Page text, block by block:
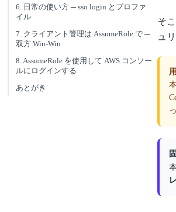
6. 日常の使い方 ─ sso login とプロファ
イル
7. クライアント管理は AssumeRole で ─
双方 Win-Win
8. AssumeRole を使用して AWS コンソー
ルにログインする
あとがき
そ
ュ